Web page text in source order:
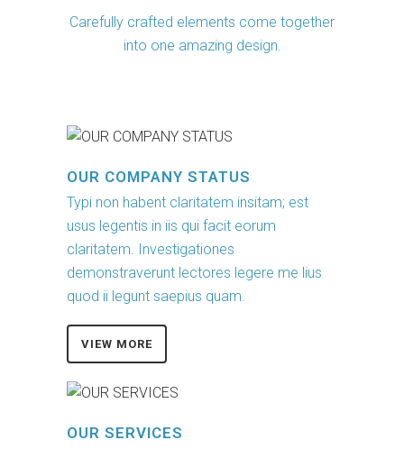
Carefully crafted elements come together
into one amazing design.
OUR COMPANY STATUS
Typi non habent claritatem insitam; est
usus legentis in iis qui facit eorum
claritatem. Investigationes
demonstraverunt lectores legere me lius
quod ii legunt saepius quam.
VIEW MORE
OUR SERVICES